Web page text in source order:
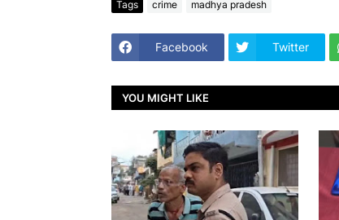
Tags crime madhya pradesh
Facebook Twitter
YOU MIGHT LIKE